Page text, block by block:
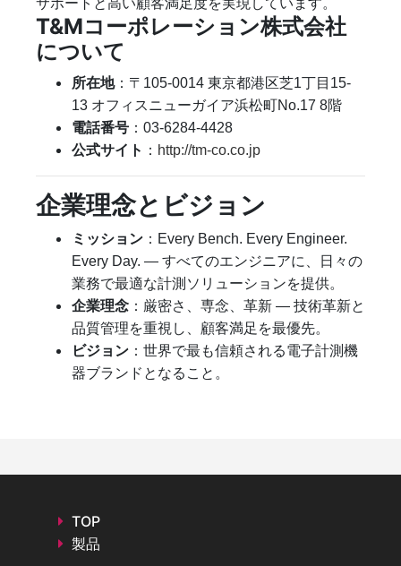
T&Mコーポレーション株式会社
について
所在地：〒105-0014 東京都港区芝1丁目15-
13 オフィスニューガイア浜松町No.17 8階
電話番号 ：03-6284-4428
公式サイト ： http://tm-co.co.jp
企業理念とビジョン
ミッション ：Every Bench. Every Engineer.
Every Day. — すべてのエンジニアに、日々の
業務で最適な計測ソリューションを提供。
企業理念 ：厳密さ、専念、革新 — 技術革新と
品質管理を重視し、顧客満足を最優先。
ビジョン ：世界で最も信頼される電子計測機
器ブランドとなること。
TOP
製品